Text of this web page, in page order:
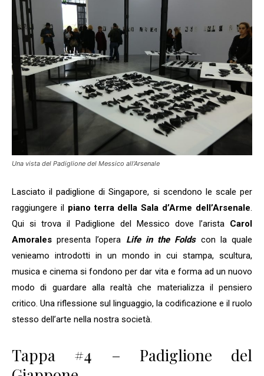
Una vista del Padiglione del Messico all’Arsenale
Lasciato il padiglione di Singapore, si scendono le scale per
raggiungere il piano terra della Sala d’Arme dell’Arsenale
Qui si trova il Padiglione del Messico dove l’arista Carol
Amorales presenta l’opera Life in the Foldscon la quale
venieamo introdotti in un mondo in cui stampa, scultura,
musica e cinema si fondono per dar vita e forma ad un nuovo
modo di guardare alla realtà che materializza il pensiero
critico. Una riflessione sul linguaggio, la codificazione e il ruolo
stesso dell’arte nella nostra società.
Tappa #4 – Padiglione del